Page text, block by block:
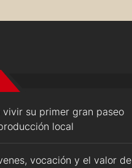
su primer gran paseo
local
vocación y el valor de